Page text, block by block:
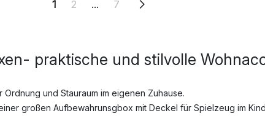
1 2 ... 7
praktische und stilvolle
und Stauraum im eigenen Zuhause.
großen Aufbewahrunsgbox mit Deckel für Spielzeug im